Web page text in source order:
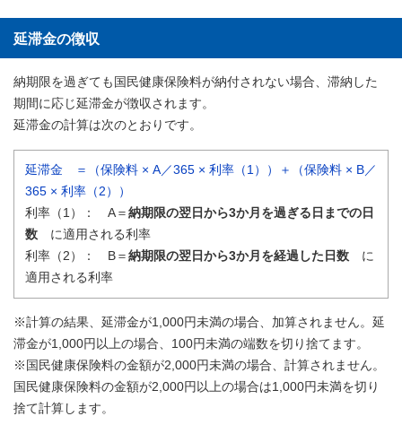
延滞金の徴収
納期限を過ぎても国民健康保険料が納付されない場合、滞納した
期間に応じ延滞金が徴収されます。
延滞金の計算は次のとおりです。
延滞金 ＝（保険料 × A／365 × 利率（1））＋（保険料 × B／
365 × 利率（2））
利率（1）： A＝ 納期限の翌日から3か月を過ぎる日までの日
数 に適用される利率
利率（2）： B＝ 納期限の翌日から3か月を経過した日数 に
適用される利率
※計算の結果、延滞金が1,000円未満の場合、加算されません。延
滞金が1,000円以上の場合、100円未満の端数を切り捨てます。
※国民健康保険料の金額が2,000円未満の場合、計算されません。
国民健康保険料の金額が2,000円以上の場合は1,000円未満を切り
捨て計算します。